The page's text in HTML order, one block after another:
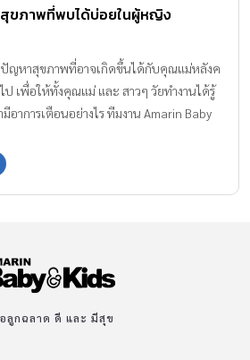
ขภาพที่พบได้บ่อยในผู้หญิง
ญหาสุขภาพที่อาจเกิดขึ้นได้กับคุณแม่หลังค
เพื่อให้ทั้งคุณแม่ และ สาวๆ วัยทำงานได้รู้
อาการเตือนอย่างไร ทีมงาน Amarin Baby
ลูกฉลาด ดี และ มีสุข